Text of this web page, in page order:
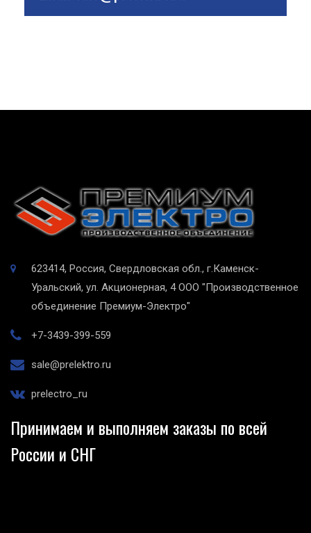
623414, Россия, Свердловская обл., г.Каменск-
Уральский, ул. Акционерная, 4 ООО "Производственное
объединение Премиум-Электро"
+7-3439-399-559
sale@prelektro.ru
prelectro_ru
Принимаем и выполняем заказы по всей
России и СНГ